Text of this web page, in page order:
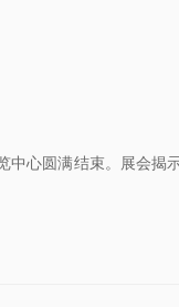
心圆满结束。展会揭